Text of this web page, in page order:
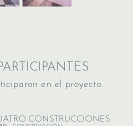
en el proyecto.
CONSTRUCCIONES